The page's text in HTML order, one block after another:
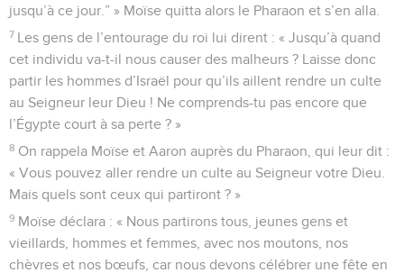
jusqu’à ce jour.” » Moïse quitta alors le Pharaon et s’en alla.
7 Les gens de l’entourage du roi lui dirent : « Jusqu’à quand
cet individu va-t-il nous causer des malheurs ? Laisse donc
partir les hommes d’Israël pour qu’ils aillent rendre un culte
au Seigneur leur Dieu ! Ne comprends-tu pas encore que
l’Égypte court à sa perte ? »
8 On rappela Moïse et Aaron auprès du Pharaon, qui leur dit :
« Vous pouvez aller rendre un culte au Seigneur votre Dieu.
Mais quels sont ceux qui partiront ? »
9 Moïse déclara : « Nous partirons tous, jeunes gens et
vieillards, hommes et femmes, avec nos moutons, nos
chèvres et nos bœufs, car nous devons célébrer une fête en